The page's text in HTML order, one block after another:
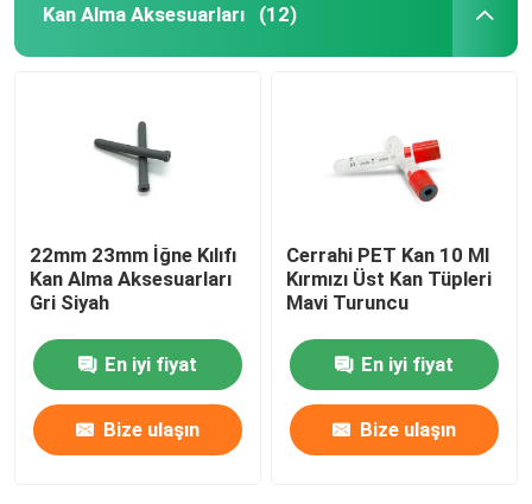
Kan Alma Aksesuarları (12)
22mm 23mm İğne Kılıfı
Kan Alma Aksesuarları
Gri Siyah
En iyi fiyat
Bize ulaşın
Cerrahi PET Kan 10 Ml
Kırmızı Üst Kan Tüpleri
Mavi Turuncu
En iyi fiyat
Bize ulaşın